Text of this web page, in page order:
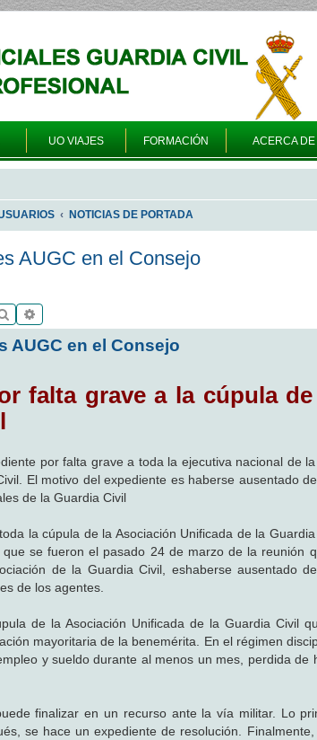
UO VIAJES FORMACIÓN ACERCA DE
NOTICIAS DE PORTADA
AUGC en el Consejo
Buscar
AUGC en el Consejo
falta grave a la cúpula de
por falta grave a toda la ejecutiva nacional de
El motivo del expediente es haberse ausentado
de la Guardia Civil
la cúpula de la Asociación Unificada de la
se fueron el pasado 24 de marzo de la reunión
de la Guardia Civil, eshaberse ausentado
de los agentes.
de la Asociación Unificada de la Guardia Civil
mayoritaria de la benemérita. En el régimen
y sueldo durante al menos un mes, perdida de
finalizar en un recurso ante la vía militar. Lo
se hace un expediente de resolución.